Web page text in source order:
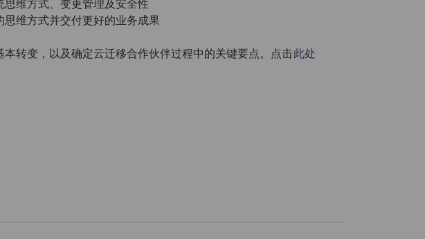
维方式、变更管理及安全性
维方式并交付更好的业务成果
转变，以及确定云迁移合作伙伴过程中的关键要点。点击此处